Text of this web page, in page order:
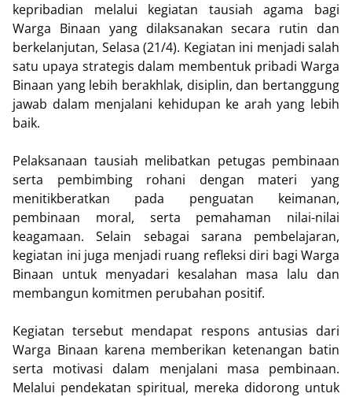
kepribadian melalui kegiatan tausiah agama bagi
Warga Binaan yang dilaksanakan secara rutin dan
berkelanjutan, Selasa (21/4). Kegiatan ini menjadi salah
satu upaya strategis dalam membentuk pribadi Warga
Binaan yang lebih berakhlak, disiplin, dan bertanggung
jawab dalam menjalani kehidupan ke arah yang lebih
baik.
Pelaksanaan tausiah melibatkan petugas pembinaan
serta pembimbing rohani dengan materi yang
menitikberatkan pada penguatan keimanan,
pembinaan moral, serta pemahaman nilai-nilai
keagamaan. Selain sebagai sarana pembelajaran,
kegiatan ini juga menjadi ruang refleksi diri bagi Warga
Binaan untuk menyadari kesalahan masa lalu dan
membangun komitmen perubahan positif.
Kegiatan tersebut mendapat respons antusias dari
Warga Binaan karena memberikan ketenangan batin
serta motivasi dalam menjalani masa pembinaan.
Melalui pendekatan spiritual, mereka didorong untuk